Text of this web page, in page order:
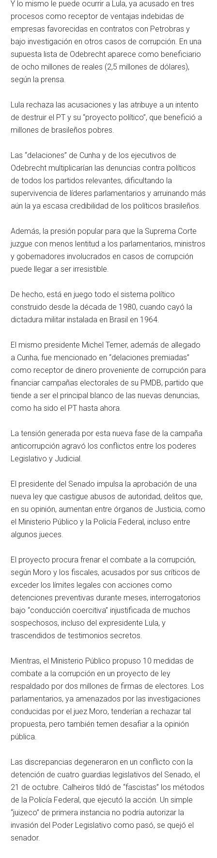
Y lo mismo le puede ocurrir a Lula, ya acusado en tres
procesos como receptor de ventajas indebidas de
empresas favorecidas en contratos con Petrobras y
bajo investigación en otros casos de corrupción. En una
supuesta lista de Odebrecht aparece como beneficiario
de ocho millones de reales (2,5 millones de dólares),
según la prensa.
Lula rechaza las acusaciones y las atribuye a un intento
de destruir el PT y su “proyecto político”, que benefició a
millones de brasileños pobres.
Las “delaciones” de Cunha y de los ejecutivos de
Odebrecht multiplicarían las denuncias contra políticos
de todos los partidos relevantes, dificultando la
supervivencia de líderes parlamentarios y arruinando más
aún la ya escasa credibilidad de los políticos brasileños.
Además, la presión popular para que la Suprema Corte
juzgue con menos lentitud a los parlamentarios, ministros
y gobernadores involucrados en casos de corrupción
puede llegar a ser irresistible.
De hecho, está en juego todo el sistema político
construido desde la década de 1980, cuando cayó la
dictadura militar instalada en Brasil en 1964.
El mismo presidente Michel Temer, además de allegado
a Cunha, fue mencionado en “delaciones premiadas”
como receptor de dinero proveniente de corrupción para
financiar campañas electorales de su PMDB, partido que
tiende a ser el principal blanco de las nuevas denuncias,
como ha sido el PT hasta ahora.
La tensión generada por esta nueva fase de la campaña
anticorrupción agravó los conflictos entre los poderes
Legislativo y Judicial.
El presidente del Senado impulsa la aprobación de una
nueva ley que castigue abusos de autoridad, delitos que,
en su opinión, aumentan entre órganos de Justicia, como
el Ministerio Público y la Policía Federal, incluso entre
algunos jueces.
El proyecto procura frenar el combate a la corrupción,
según Moro y los fiscales, acusados por sus críticos de
exceder los límites legales con acciones como
detenciones preventivas durante meses, interrogatorios
bajo “conducción coercitiva” injustificada de muchos
sospechosos, incluso del expresidente Lula, y
trascendidos de testimonios secretos.
Mientras, el Ministerio Público propuso 10 medidas de
combate a la corrupción en un proyecto de ley
respaldado por dos millones de firmas de electores. Los
parlamentarios, ya amenazados por las investigaciones
conducidas por el juez Moro, tenderían a rechazar tal
propuesta, pero también temen desafiar a la opinión
pública.
Las discrepancias degeneraron en un conflicto con la
detención de cuatro guardias legislativos del Senado, el
21 de octubre. Calheiros tildó de “fascistas” los métodos
de la Policía Federal, que ejecutó la acción. Un simple
“juizeco” de primera instancia no podría autorizar la
invasión del Poder Legislativo como pasó, se quejó el
senador.